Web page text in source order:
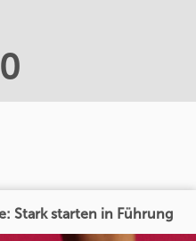
Stark starten in Führung